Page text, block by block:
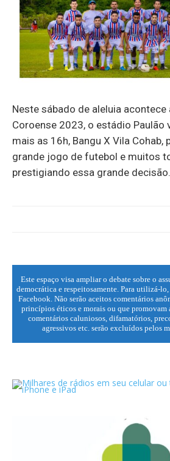
Neste sábado de aleluia
Coroense 2023, o estádio Paulão
mais as 16h, Bangu X Vila Cohab,
grande jogo de futebol e muitos
prestigiando essa grande decisão.
Este espaço visa ampliar o debate sobre o
democrática e respeitosamente. Para utilizá-
Facebook. Não serão aceitos comentários
princípios éticos e morais ou que
comentários caluniosos, difamatórios,
agressivos etc. serão excluídos pelos